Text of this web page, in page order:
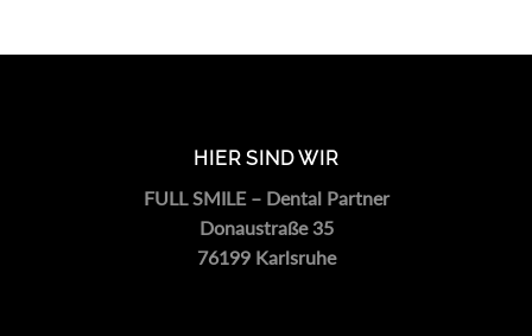
HIER SIND WIR
FULL SMILE – Dental Partner
Donaustraße 35
76199 Karlsruhe